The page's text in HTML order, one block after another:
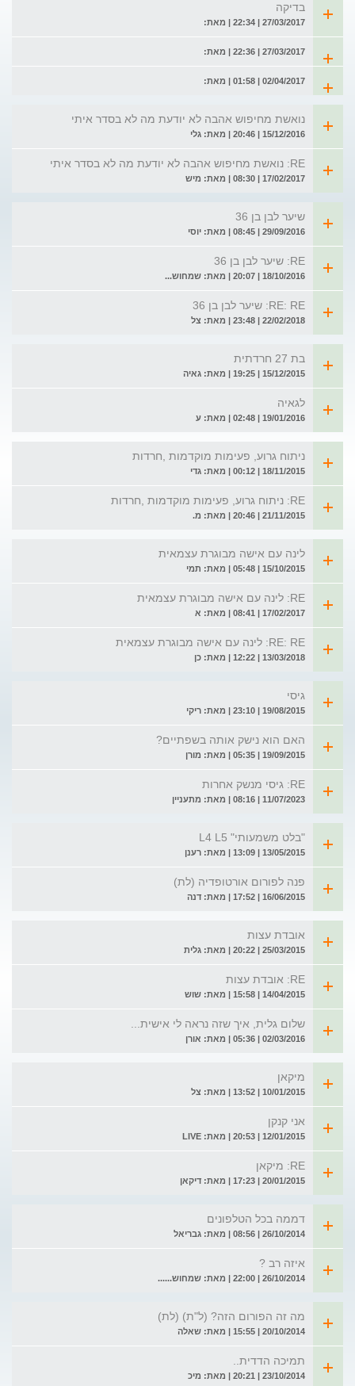
בדיקה
27/03/2017 | 22:34 | מאת:
27/03/2017 | 22:36 | מאת:
02/04/2017 | 01:58 | מאת:
נואשת מחיפוש אהבה לא יודעת מה לא בסדר איתי
15/12/2016 | 20:46 | מאת: גלי
RE: נואשת מחיפוש אהבה לא יודעת מה לא בסדר איתי
17/02/2017 | 08:30 | מאת: מיש
שיער לבן בן 36
29/09/2016 | 08:45 | מאת: יוסי
RE: שיער לבן בן 36
18/10/2016 | 20:07 | מאת: שמחוש...
RE: RE: שיער לבן בן 36
22/02/2018 | 23:48 | מאת: צל
בת 27 חרדתית
15/12/2015 | 19:25 | מאת: גאיה
לגאיה
19/01/2016 | 02:48 | מאת: ע
ניתוח גרוע, פעימות מוקדמות ,חרדות
18/11/2015 | 00:12 | מאת: גדי
RE: ניתוח גרוע, פעימות מוקדמות ,חרדות
21/11/2015 | 20:46 | מאת: מ.
לינה עם אישה מבוגרת עצמאית
15/10/2015 | 05:48 | מאת: תמי
RE: לינה עם אישה מבוגרת עצמאית
17/02/2017 | 08:41 | מאת: א
RE: RE: לינה עם אישה מבוגרת עצמאית
13/03/2018 | 12:22 | מאת: כן
גיסי
19/08/2015 | 23:10 | מאת: ריקי
האם הוא נישק אותה בשפתיים?
19/09/2015 | 05:35 | מאת: מורן
RE: גיסי מנשק אחרות
11/07/2023 | 08:16 | מאת: מתעניין
"בלט משמעותי" L4 L5
13/05/2015 | 13:09 | מאת: רענן
פנה לפורום אורטופדיה (לת)
16/06/2015 | 17:52 | מאת: דנה
אובדת עצות
25/03/2015 | 20:22 | מאת: גלית
RE: אובדת עצות
14/04/2015 | 15:58 | מאת: שוש
שלום גלית, איך שזה נראה לי אישית...
02/03/2016 | 05:36 | מאת: אורן
מיקאן
10/01/2015 | 13:52 | מאת: צל
אני קנקן
12/01/2015 | 20:53 | מאת: LIVE
RE: מיקאן
20/01/2015 | 17:23 | מאת: דיקאן
דממה בכל הטלפונים
26/10/2014 | 08:56 | מאת: גבריאל
איזה רב ?
26/10/2014 | 22:00 | מאת: שמחוש......
מה זה הפורום הזה? (ל"ת) (לת)
20/10/2014 | 15:55 | מאת: שאלה
תמיכה הדדית..
23/10/2014 | 20:21 | מאת: מיכ